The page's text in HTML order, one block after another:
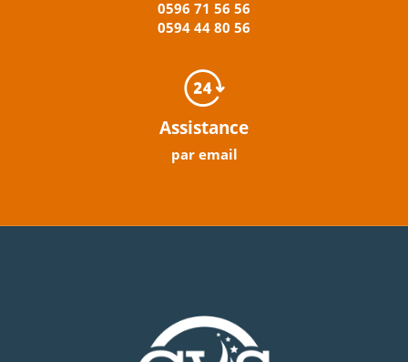
0596 71 56 56
0594 44 80 56
Assistance
par email